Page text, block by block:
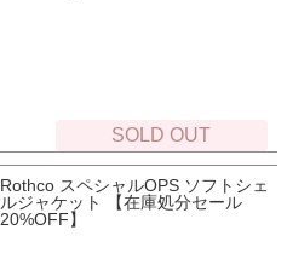
SOLD OUT
Rothco スペシャルOPS ソフトシェ
ルジャケット 【在庫処分セール
20%OFF】